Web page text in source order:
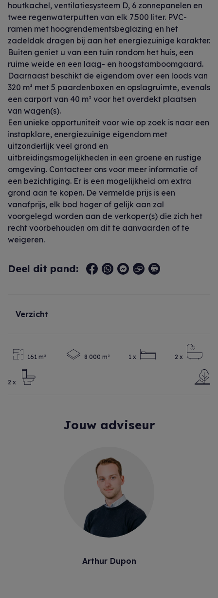
houtkachel, ventilatiesysteem D, 6 zonnepanelen en
twee regenwaterputten van elk 7.500 liter. PVC-
ramen met hoogrendementsbeglazing en het
zadeldak dragen bij aan het energiezuinige karakter.
Buiten geniet u van een tuin rondom het huis, een
ruime weide en een laag- en hoogstamboomgaard.
Daarnaast beschikt de eigendom over een loods van
320 m² met 5 paardenboxen en opslagruimte, evenals
een carport van 40 m² voor het overdekt plaatsen
van wagen(s).
Een unieke opportuniteit voor wie op zoek is naar een
instapklare, energiezuinige eigendom met
uitzonderlijk veel grond en
uitbreidingsmogelijkheden in een groene en rustige
omgeving. Contacteer ons voor meer informatie of
een bezichtiging. Er is een mogelijkheid om extra
grond aan te kopen. De vermelde prijs is een
vanafprijs, elk bod hoger of gelijk aan zal
voorgelegd worden aan de verkoper(s) die zich het
recht voorbehouden om dit te aanvaarden of te
weigeren.
Deel dit pand:
Verzicht
161 m² 8 000 m² 1 x 2 x
2 x
Jouw adviseur
Arthur Dupon